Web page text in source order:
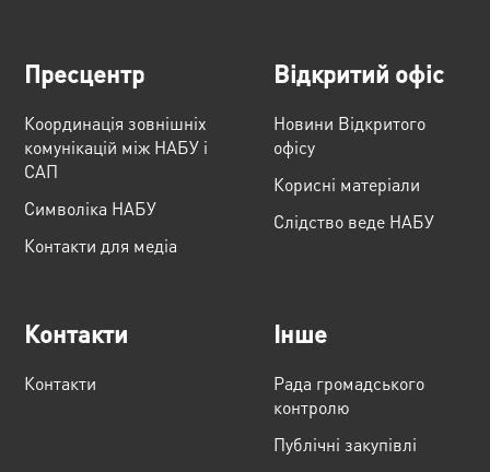
Пресцентр
Координація зовнішніх
комунікацій між НАБУ і
САП
Cимволіка НАБУ
Контакти для медіа
Відкритий офіс
Новини Відкритого
офісу
Корисні матеріали
Слідство веде НАБУ
Контакти
Контакти
Інше
Рада громадського
контролю
Публічні закупівлі